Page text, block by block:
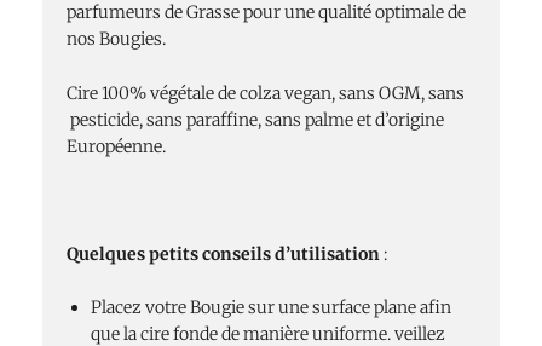
parfumeurs de Grasse pour une qualité optimale de
nos Bougies.
Cire 100% végétale de colza vegan, sans OGM, sans
pesticide, sans paraffine, sans palme et d’origine
Européenne.
Quelques petits conseils d’utilisation :
Placez votre Bougie sur une surface plane afin
que la cire fonde de manière uniforme. veillez